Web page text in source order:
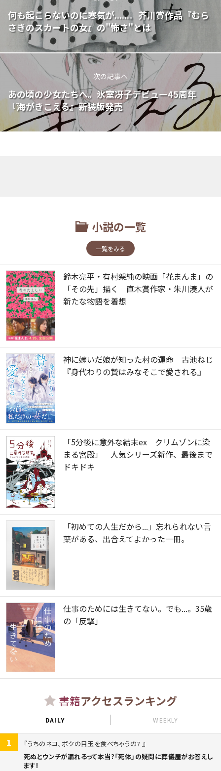
何も起こらないのに寒気が......。芥川賞作品『むら
さきのスカートの女』の"怖さ"とは
次の記事へ
あの頃の少女たちへ。氷室冴子デビュー45周年
『海がきこえる』新装版発売
小説の一覧
一覧をみる
鈴木亮平・有村架純の映画「花まんま」の
「その先」描く 直木賞作家・朱川湊人が
新たな物語を着想
神に嫁いだ娘が知った村の運命 古池ねじ
『身代わりの贄はみなそこで愛される』
「5分後に意外な結末ex クリムゾンに染
まる宮殿」 人気シリーズ新作、最後まで
ドキドキ
「初めての人生だから...」忘れられない言
葉がある、出合えてよかった一冊。
仕事のためには生きてない。でも...。35歳
の「反撃」
書籍アクセスランキング
DAILY WEEKLY
1
うちのネコ、ボクの目玉を食べちゃうの?
死ぬとウンチが漏れるって本当?「死体」の疑問に葬儀屋がお答えし
ます!